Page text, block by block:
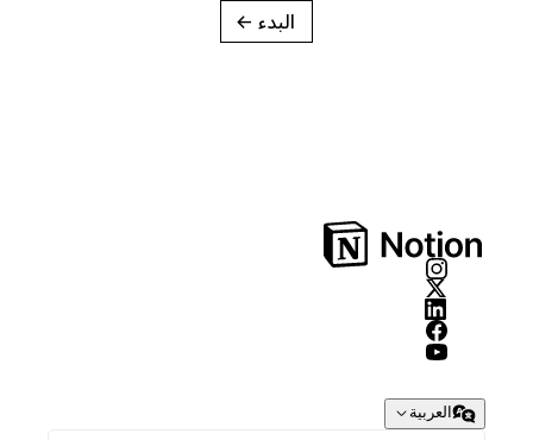
→
العربية